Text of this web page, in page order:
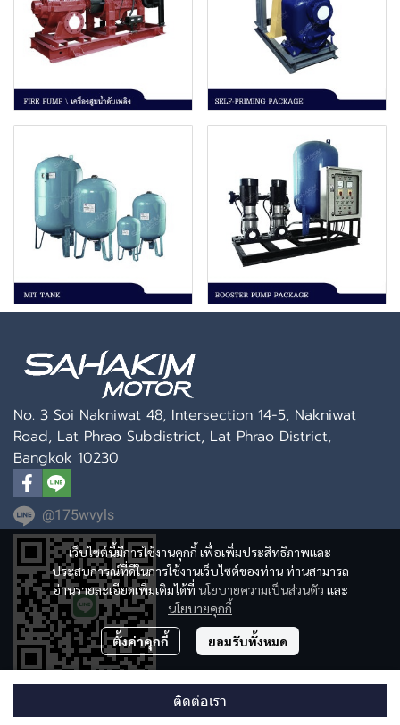
ติดต่อเรา
เว็บไซต์นี้มีการใช้งานคุกกี้ เพื่อเพิ่มประสิทธิภาพและ
ประสบการณ์ที่ดีในการใช้งานเว็บไซต์ของท่าน ท่านสามารถ
อ่านรายละเอียดเพิ่มเติมได้ที่ นโยบายความเป็นส่วนตัว และ
นโยบายคุกกี้
ตั้งค่าคุกกี้ ยอมรับทั้งหมด
No. 3 Soi Nakniwat 48, Intersection 14-5, Nakniwat
Road, Lat Phrao Subdistrict, Lat Phrao District,
Bangkok 10230
@175wvyls
Powered By MakeWebEasy